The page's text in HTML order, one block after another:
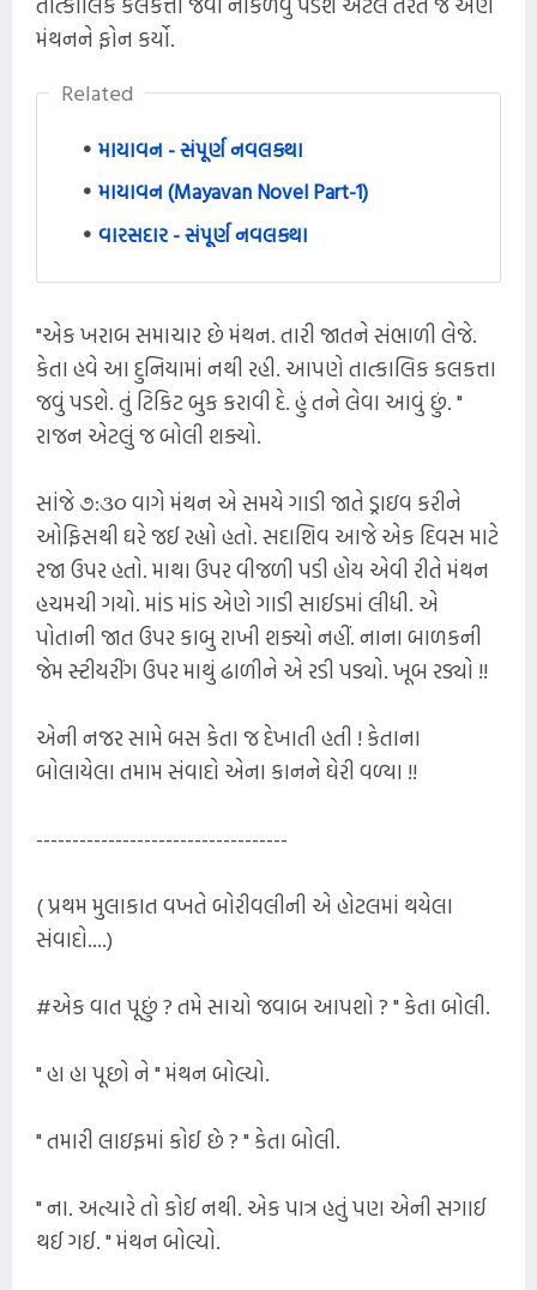
મંથનને ફોન કર્યો.
Related
માયાવન - સંપૂર્ણ નવલકથા
માયાવન (Mayavan Novel Part-1)
વારસદાર - સંપૂર્ણ નવલકથા
"એક ખરાબ સમાચાર છે મંથન. તારી જાતને સંભાળી લેજે.
કેતા હવે આ દુનિયામાં નથી રહી. આપણે તાત્કાલિક કલકત્તા
જવું પડશે. તું ટિકિટ બુક કરાવી દે. હું તને લેવા આવું છું. "
રાજન એટલું જ બોલી શક્યો.
સાંજે ૭:૩૦ વાગે મંથન એ સમયે ગાડી જાતે ડ્રાઇવ કરીને
ઓફિસથી ઘરે જઈ રહ્યો હતો. સદાશિવ આજે એક દિવસ માટે
રજા ઉપર હતો. માથા ઉપર વીજળી પડી હોય એવી રીતે મંથન
હચમચી ગયો. માંડ માંડ એણે ગાડી સાઈડમાં લીધી. એ
પોતાની જાત ઉપર કાબુ રાખી શક્યો નહીં. નાના બાળકની
જેમ સ્ટીયરીંગ ઉપર માથું ઢાળીને એ રડી પડ્યો. ખૂબ રડ્યો !!
એની નજર સામે બસ કેતા જ દેખાતી હતી ! કેતાના
બોલાયેલા તમામ સંવાદો એના કાનને ઘેરી વળ્યા !!
-----------------------------------
( પ્રથમ મુલાકાત વખતે બોરીવલીની એ હોટલમાં થયેલા
સંવાદો....)
#એક વાત પૂછું ? તમે સાચો જવાબ આપશો ? " કેતા બોલી.
" હા હા પૂછો ને " મંથન બોલ્યો.
" તમારી લાઇફમાં કોઈ છે ? " કેતા બોલી.
" ના. અત્યારે તો કોઈ નથી. એક પાત્ર હતું પણ એની સગાઈ
થઈ ગઈ. " મંથન બોલ્યો.